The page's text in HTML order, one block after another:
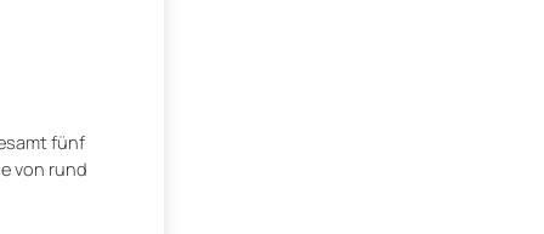
fünf
von rund